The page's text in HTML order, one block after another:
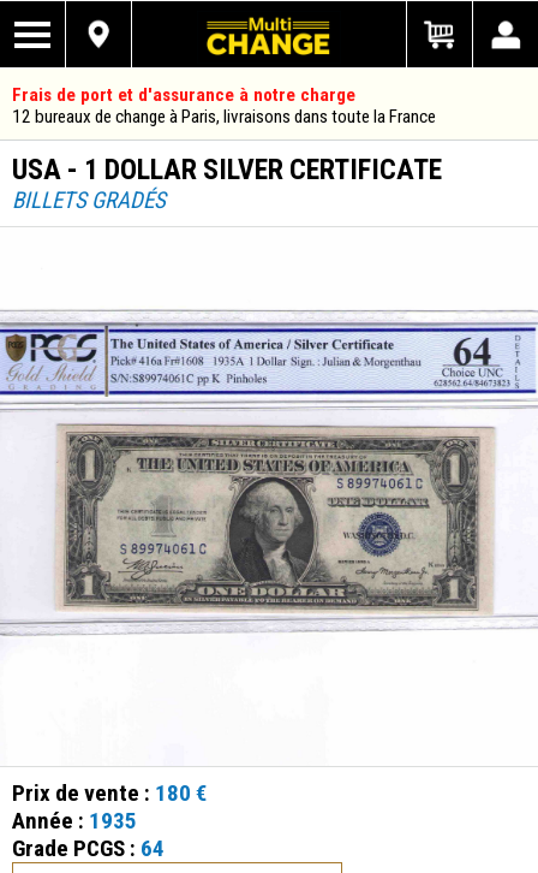
Frais de port et d'assurance à notre charge
12 bureaux de change à Paris, livraisons dans toute la France
USA - 1 DOLLAR SILVER CERTIFICATE
BILLETS GRADÉS
Prix de vente : 180 €
Année : 1935
Grade PCGS : 64